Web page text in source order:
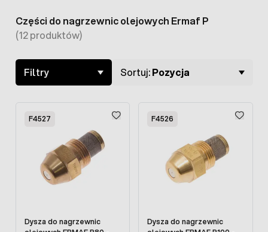
Skip to product list
Części do nagrzewnic olejowych Ermaf P
(12 produktów)
Filtry Sortuj:Pozycja
F4527
Dysza do nagrzewnic
F4526
Dysza do nagrzewnic